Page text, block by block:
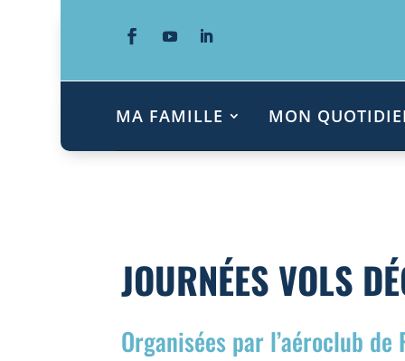
MA FAMILLE MON
JOURNÉES VOLS
Organisées par l’aéroclub de